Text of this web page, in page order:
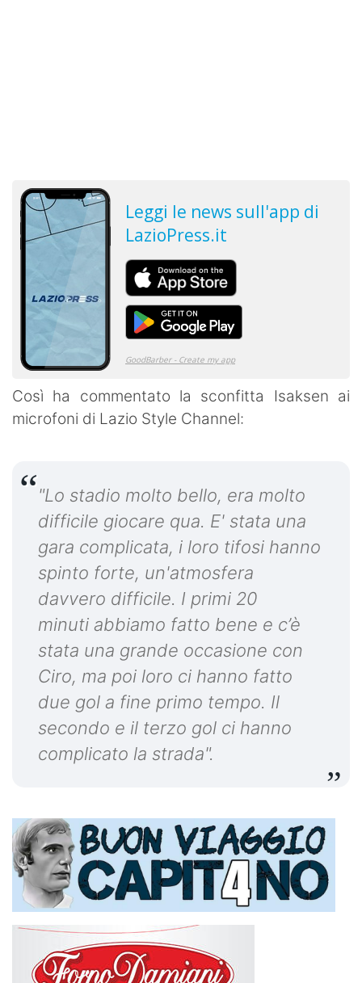
Così ha commentato la sconfitta Isaksen ai
microfoni di Lazio Style Channel:
"Lo stadio molto bello, era molto
difficile giocare qua. E' stata una
gara complicata, i loro tifosi hanno
spinto forte, un'atmosfera
davvero difficile. I primi 20
minuti abbiamo fatto bene e c’è
stata una grande occasione con
Ciro, ma poi loro ci hanno fatto
due gol a fine primo tempo. Il
secondo e il terzo gol ci hanno
complicato la strada".